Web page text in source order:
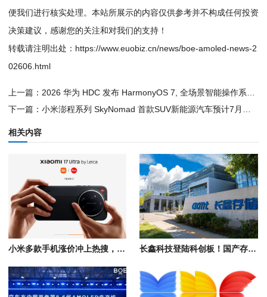
便我们进行核实处理。本站所展示的内容仅供参考并不构成任何投资
决策建议，感谢您的关注和对我们的支持！
转载请注明出处： https://www.euobiz.cn/news/boe-amoled-news-2
02606.html
上一篇： 2026 华为 HDC 发布 HarmonyOS 7, 全场景智能操作系统迈入 Agent 时代
下一篇： 小米澎程系列 SkyNomad 首款SUV新能源汽车预计7月底发布、8月正式上市
相关内容
小米多款手机涨价冲上热搜，受存储芯片价格影响部分机型上调300-500元 长鑫科技登陆科创板！国产存储芯片量产，助力存储产业链自主发展